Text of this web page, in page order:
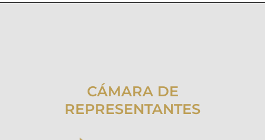
CÁMARA DE
REPRESENTANTES